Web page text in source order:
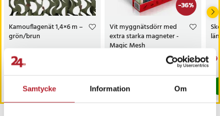
Samtycke Information Om
Kamouflagenät 1,4×6 m –
grön/brun
Pris:
499 kr
I lager, levereras inom 1-2 vardagar
Köp
-36%
Vit myggnätsdörr med
extra starka magneter -
Magic Mesh
:309 kr
I lager, levereras inom 1-2 vardagar